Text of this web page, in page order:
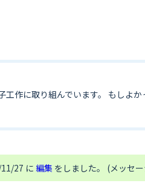
工作に取り組んでいます。 もしよ
27 に 編集 をしました。 (メッセ